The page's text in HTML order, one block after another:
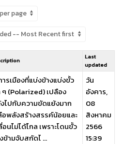
Last
updated
ารเมืองที่แบ่งข้างแบ่งขั้ว
(Polarized) เปลือง
ไปกับความขัดแย้งมาก
อพลังสร้างสรรค์น้อยและ
อนไม่ได้ไกล เพราะโดนขั้ว
ข้ามจับสกัดไ ...
วัน
อังคาร,
08
สิงหาคม
2566
15:39